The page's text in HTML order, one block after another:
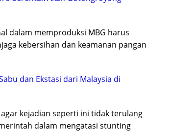
dalam memproduksi MBG harus
kebersihan dan keamanan pangan
dan Ekstasi dari Malaysia di
kejadian seperti ini tidak terulang
dalam mengatasi stunting